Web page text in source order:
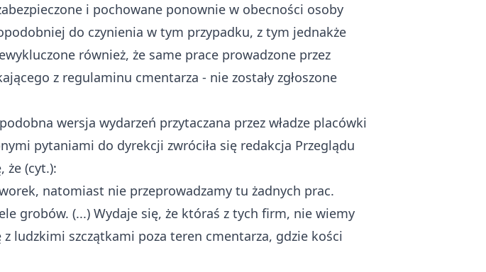
i pochowane ponownie w obecności osoby
do czynienia w tym przypadku, z tym jednakże
również, że same prace prowadzone przez
z regulaminu cmentarza - nie zostały zgłoszone
wersja wydarzeń przytaczana przez władze placówki
pytaniami do dyrekcji zwróciła się redakcja Przeglądu
że (cyt.):
natomiast nie przeprowadzamy tu żadnych prac.
grobów. (...) Wydaje się, że któraś z tych firm, nie wiemy
ludzkimi szczątkami poza teren cmentarza, gdzie kości